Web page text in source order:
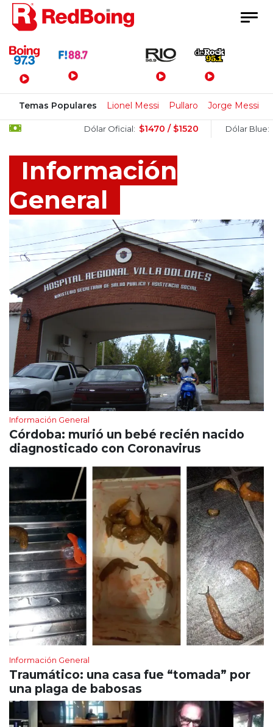
Menú Principal
Temas Populares Lionel Messi Pullaro Jorge Messi
Dólar Oficial: $1470 / $1520 Dólar Blue: $1505 /
Información
General
Información General
Córdoba: murió un bebé recién nacido
diagnosticado con Coronavirus
Información General
Traumático: una casa fue “tomada” por
una plaga de babosas